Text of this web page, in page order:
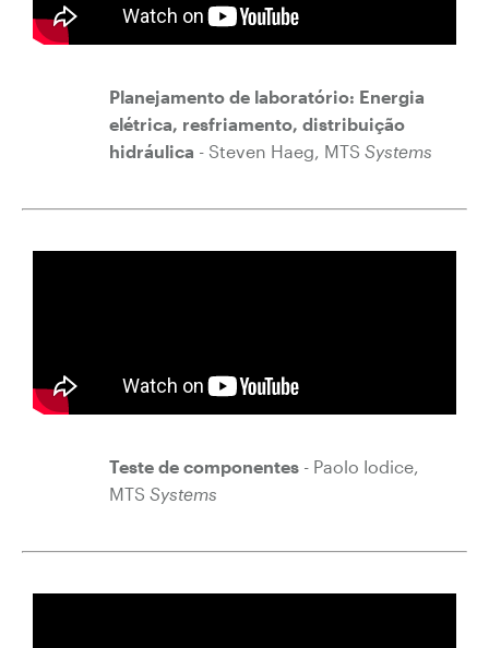
Planejamento de laboratório: Energia
elétrica, resfriamento, distribuição
hidráulica - Steven Haeg, MTS Systems
Teste de componentes - Paolo Iodice,
MTS Systems